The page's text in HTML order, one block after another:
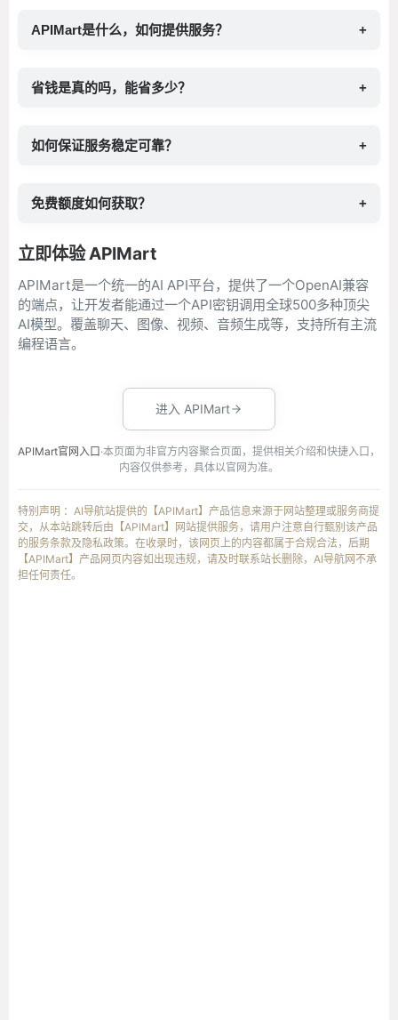
APIMart是什么，如何提供服务？ +
省钱是真的吗，能省多少？ +
如何保证服务稳定可靠？ +
免费额度如何获取？ +
立即体验 APIMart
APIMart是一个统一的AI API平台，提供了一个OpenAI兼容
的端点，让开发者能通过一个API密钥调用全球500多种顶尖
AI模型。覆盖聊天、图像、视频、音频生成等，支持所有主流
编程语言。
进入 APIMart
APIMart官网入口 ·本页面为非官方内容聚合页面，提供相关介绍和快捷入口，
内容仅供参考，具体以官网为准。
特别声明 ：AI导航站提供的【APIMart】产品信息来源于网站整理或服务商提
交，从本站跳转后由【APIMart】网站提供服务，请用户注意自行甄别该产品
的服务条款及隐私政策。在收录时，该网页上的内容都属于合规合法，后期
【APIMart】产品网页内容如出现违规，请及时联系站长删除，AI导航网不承
担任何责任。